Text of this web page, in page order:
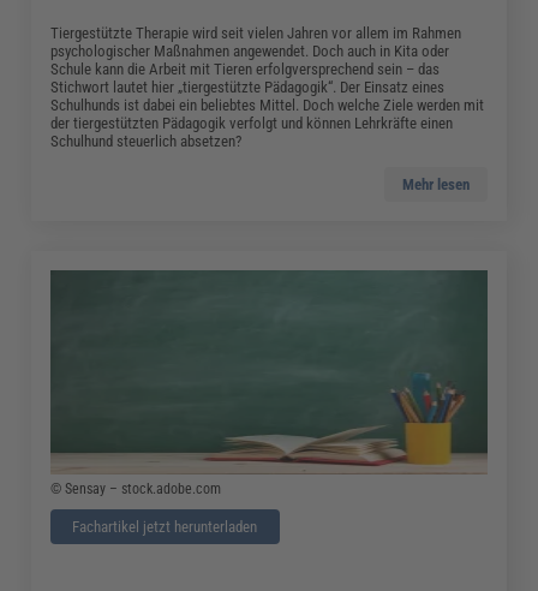
Tiergestützte Therapie wird seit vielen Jahren vor allem im Rahmen
psychologischer Maßnahmen angewendet. Doch auch in Kita oder
Schule kann die Arbeit mit Tieren erfolgversprechend sein – das
Stichwort lautet hier „tiergestützte Pädagogik“. Der Einsatz eines
Schulhunds ist dabei ein beliebtes Mittel. Doch welche Ziele werden mit
der tiergestützten Pädagogik verfolgt und können Lehrkräfte einen
Schulhund steuerlich absetzen?
Mehr lesen
© Sensay – stock.adobe.com
Fachartikel jetzt herunterladen